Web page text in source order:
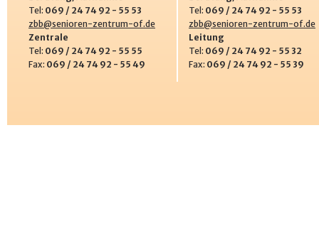
Tel: 069 / 24 74 92 - 55 53
zbb@senioren-zentrum-of.de
Zentrale
Tel: 069 / 24 74 92 - 55 55
Fax: 069 / 24 74 92 - 55 49
Tel: 069 / 24 74 92 - 55 53
zbb@senioren-zentrum-of.de
Leitung
Tel: 069 / 24 74 92 - 55 32
Fax: 069 / 24 74 92 - 55 39